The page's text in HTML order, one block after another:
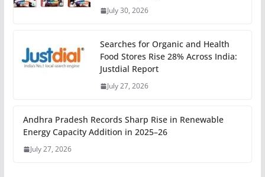
July 30, 2026
Searches for Organic and Health
Food Stores Rise 28% Across India:
Justdial Report
July 27, 2026
Andhra Pradesh Records Sharp Rise in Renewable
Energy Capacity Addition in 2025–26
July 27, 2026